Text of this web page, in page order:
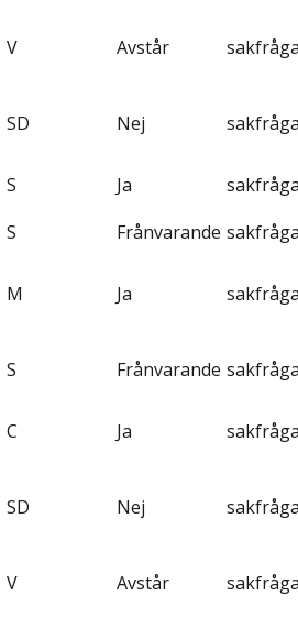
V Avstår
SD Nej
S Ja
S Frånvarande
M Ja
S Frånvarande
C Ja
SD Nej
V Avstår